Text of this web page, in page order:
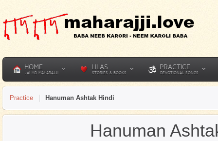
HOME
JAI HO MAHARAJJI
LILAS
STORIES & BOOKS
PRACTICE
DEVOTIONAL SONGS
Practice Hanuman Ashtak Hindi
Hanuman